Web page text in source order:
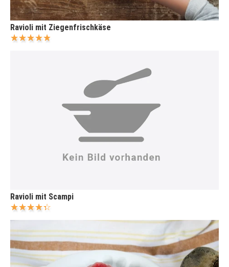
Ravioli mit Ziegenfrischkäse
Ravioli mit Scampi